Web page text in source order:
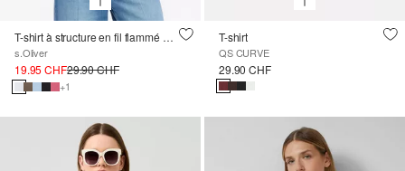
T-shirt à structure en fil flammé avec encolure U-Boot
s.Oliver
19.95 CHF29.90 CHF
+1
T-shirt
QS CURVE
29.90 CHF